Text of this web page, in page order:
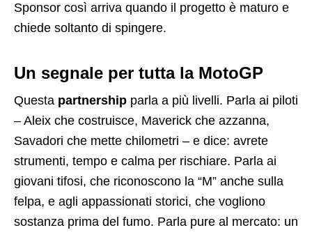
Sponsor così arriva quando il progetto è maturo e
chiede soltanto di spingere.
Un segnale per tutta la MotoGP
Questa partnership parla a più livelli. Parla ai piloti
– Aleix che costruisce, Maverick che azzanna,
Savadori che mette chilometri – e dice: avrete
strumenti, tempo e calma per rischiare. Parla ai
giovani tifosi, che riconoscono la “M” anche sulla
felpa, e agli appassionati storici, che vogliono
sostanza prima del fumo. Parla pure al mercato: un